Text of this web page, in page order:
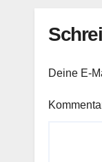
Deine E-